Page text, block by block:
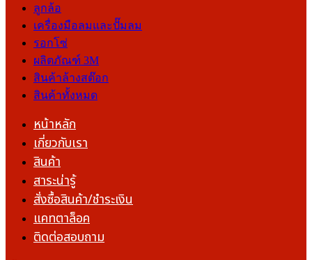
ลูกล้อ
เครื่องมือลมและปั๊มลม
รอกโซ่
ผลิตภัณฑ์ 3M
สินค้าล้างสต๊อก
สินค้าทั้งหมด
หน้าหลัก
เกี่ยวกับเรา
สินค้า
สาระน่ารู้
สั่งซื้อสินค้า/ชำระเงิน
แคทตาล็อค
ติดต่อสอบถาม